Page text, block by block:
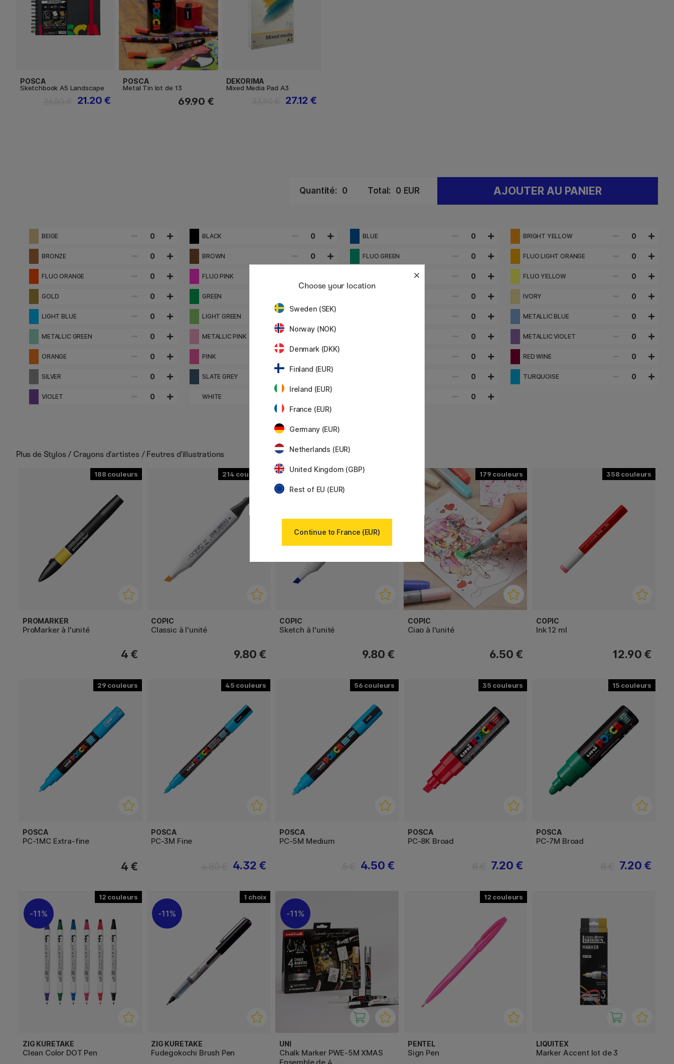
POSCA
Sketchbook A5 Landscape
21.20 €
POSCA
Metal Tin lot de 13
69.90 €
DEKORIMA
Mixed Media Pad A3
27.12 €
Quantité: 0 Total: 0 EUR AJOUTER AU PANIER
BEIGE 0 BLACK 0 BLUE 0 BRIGHT YELLOW 0
BRONZE 0 BROWN 0 FLUO GREEN 0 FLUO LIGHT ORANGE 0
FLUO ORANGE 0 FLUO PINK 0 FLUO YELLOW 0
GOLD 0 GREEN 0 IVORY 0
LIGHT BLUE 0 LIGHT GREEN 0 METALLIC BLUE 0
METALLIC GREEN 0 METALLIC PINK 0 METALLIC VIOLET 0
ORANGE 0 PINK 0 RED WINE 0
SILVER 0 SLATE GREY 0 TURQUOISE 0
VIOLET 0 WHITE 0
Plus de Stylos / Crayons d'artistes / Feutres d'illustrations
188
PROMARKER
ProMarker à l'unité
4 €
214
COPIC
Classic à l'unité
9.80 €
358
COPIC
Sketch à l'unité
9.80 €
179
COPIC
Ciao à l'unité
6.50 €
358
COPIC
Ink 12 ml
12.90 €
29
POSCA
PC-1MC Extra-fine
4 €
45
POSCA
PC-3M Fine
4.32 €
56
POSCA
PC-5M Medium
4.50 €
35
POSCA
PC-8K Broad
7.20 €
15
POSCA
PC-7M Broad
7.20 €
12
11%
ZIG KURETAKE
Clean Color DOT Pen
1
11%
ZIG KURETAKE
Fudegokochi Brush Pen
11%
UNI
Chalk Marker PWE-5M XMAS
12
PENTEL
Sign Pen
LIQUITEX
Marker Accent lot de 3
Choose your location
Sweden (SEK)
Norway (NOK)
Denmark (DKK)
Finland (EUR)
Ireland (EUR)
France (EUR)
Germany (EUR)
Netherlands (EUR)
United Kingdom (GBP)
Rest of EU (EUR)
Continue to France (EUR)